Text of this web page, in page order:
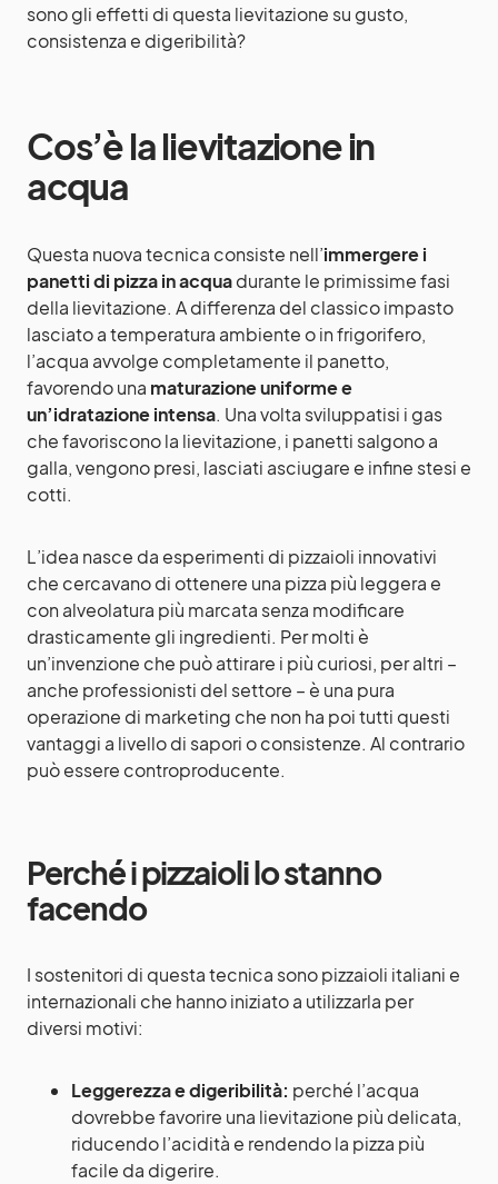
sono gli effetti di questa lievitazione su gusto,
consistenza e digeribilità?
Cos’è la lievitazione in
acqua
Questa nuova tecnica consiste nell’immergere i
panetti di pizza in acquadurante le primissime fasi
della lievitazione. A differenza del classico impasto
lasciato a temperatura ambiente o in frigorifero,
l’acqua avvolge completamente il panetto,
favorendo una maturazione uniforme e
un’idratazione intensa. Una volta sviluppatisi i gas
che favoriscono la lievitazione, i panetti salgono a
galla, vengono presi, lasciati asciugare e infine stesi e
cotti.
L’idea nasce da esperimenti di pizzaioli innovativi
che cercavano di ottenere una pizza più leggera e
con alveolatura più marcata senza modificare
drasticamente gli ingredienti. Per molti è
un’invenzione che può attirare i più curiosi, per altri –
anche professionisti del settore – è una pura
operazione di marketing che non ha poi tutti questi
vantaggi a livello di sapori o consistenze. Al contrario
può essere controproducente.
Perché i pizzaioli lo stanno
facendo
I sostenitori di questa tecnica sono pizzaioli italiani e
internazionali che hanno iniziato a utilizzarla per
diversi motivi:
Leggerezza e digeribilità: perché l’acqua
dovrebbe favorire una lievitazione più delicata,
riducendo l’acidità e rendendo la pizza più
facile da digerire.